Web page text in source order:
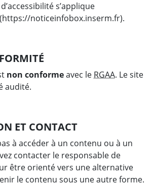
s’applique
(https://noticeinfobox.inserm.fr).
non conformeavec le RGAA. Le site
audité.
ET CONTACT
à accéder à un contenu ou à un
contacter le responsable de
être orienté vers une alternative
le contenu sous une autre forme.